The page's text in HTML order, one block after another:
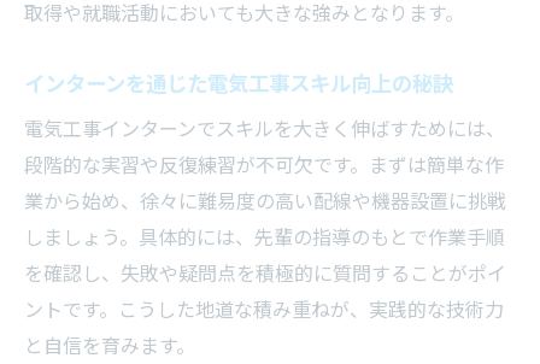
インターン経験で身につく電気工事の実践力
電気工事インターンで養う現場対応力の磨
安全管理を学ぶ電気工事インターンの実体
験
電気工事インターンで実践的スキルを体得
する方法
現場作業で鍛える電気工事の応用力と判断
力
取得や就職活動においても大きな強みとなります。
インターンを通じた電気工事スキル向上の秘訣
電気工事インターンでスキルを大きく伸ばすためには、
段階的な実習や反復練習が不可欠です。まずは簡単な作
業から始め、徐々に難易度の高い配線や機器設置に挑戦
しましょう。具体的には、先輩の指導のもとで作業手順
を確認し、失敗や疑問点を積極的に質問することがポイ
ントです。こうした地道な積み重ねが、実践的な技術力
と自信を育みます。